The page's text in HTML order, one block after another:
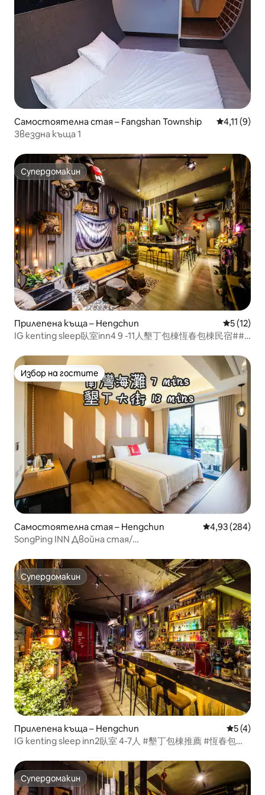
Самостоятелна стая – Fangshan Township Средна
4,11 (9)
Звездна къща 1
Супердомакин
Супердомакин
Прилепена къща – Hengchun Средна
5 (12)
IG kenting sleep臥室inn4 9 -11人墾丁包棟恆春包棟民宿###
Избор на гостите
Избор на гостите
Самостоятелна стая – Hengchun Средна
4,93 (284)
SongPing INN Двойна стая/
Супердомакин
Супердомакин
Прилепена къща – Hengchun Средна
5 (4)
IG kenting sleep inn2臥室 4-7人 #墾丁包棟推薦 #恆春包棟
Супердомакин
Супердомакин